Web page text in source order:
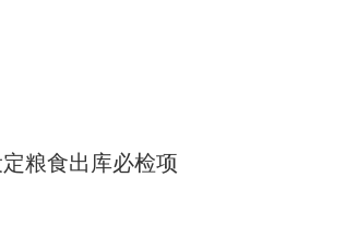
粮食出库必检项